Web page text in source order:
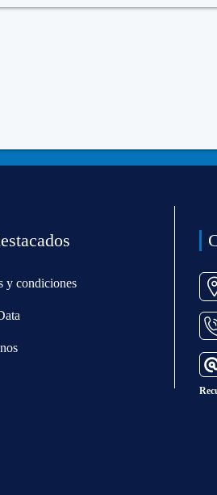
y condiciones